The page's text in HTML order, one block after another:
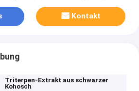
Kontakt
Triterpen-Extrakt aus schwarzer
Kohosch